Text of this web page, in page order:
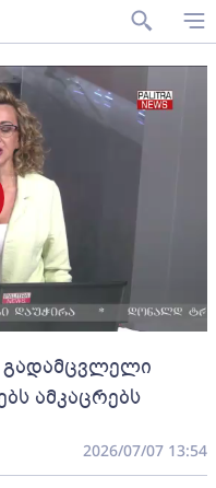
გადამცვლელი
ამკაცრებს
2026/07/07 13:54